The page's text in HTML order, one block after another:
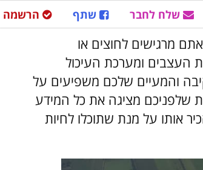
הרשמה שתף שלח לחבר
מרגישים לחוצים או
העצבים ומערכת העיכול
והמעיים שלכם משפיעים על
שלפניכם מציגה את כל המידע
אותו על מנת שתוכלו לחיות